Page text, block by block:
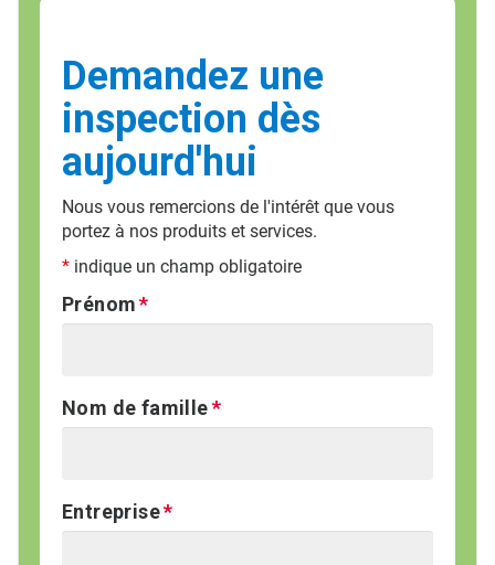
Demandez une
inspection dès
aujourd'hui
Nous vous remercions de l'intérêt que vous
portez à nos produits et services.
* indique un champ obligatoire
Prénom
Nom de famille
Entreprise